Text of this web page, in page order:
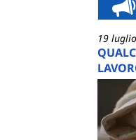
19